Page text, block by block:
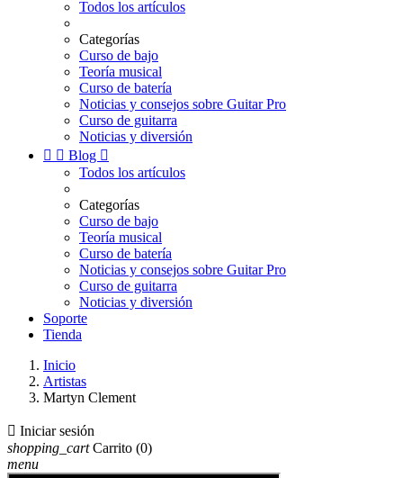
Todos los artículos
Categorías
Curso de bajo
Teoría musical
Curso de batería
Noticias y consejos sobre Guitar Pro
Curso de guitarra
Noticias y diversión
  Blog 
Todos los artículos
Categorías
Curso de bajo
Teoría musical
Curso de batería
Noticias y consejos sobre Guitar Pro
Curso de guitarra
Noticias y diversión
Soporte
Tienda
Inicio
Artistas
Martyn Clement
 Iniciar sesión
shopping_cart Carrito (0)
menu